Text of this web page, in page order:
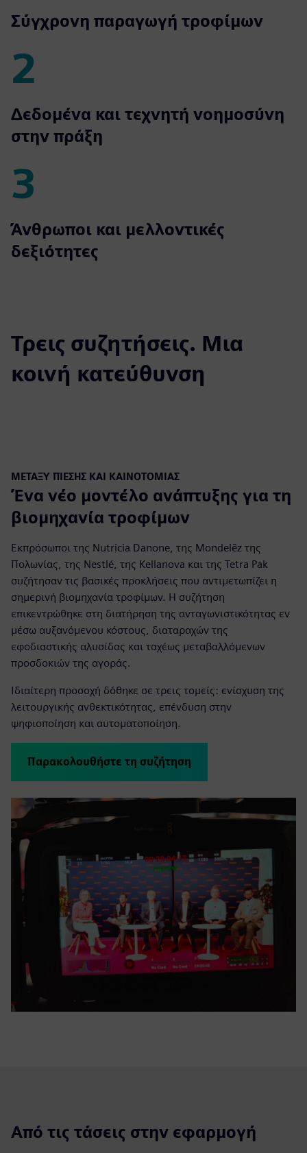
1
Σύγχρονη παραγωγή τροφίμων
2
2
Δεδομένα και τεχνητή νοημοσύνη
στην πράξη
3
3
Άνθρωποι και μελλοντικές
δεξιότητες
Τρεις συζητήσεις. Μια
κοινή κατεύθυνση
ΜΕΤΑΞΎ ΠΊΕΣΗΣ ΚΑΙ ΚΑΙΝΟΤΟΜΊΑΣ
Ένα νέο μοντέλο ανάπτυξης για τη
βιομηχανία τροφίμων
Εκπρόσωποι της Nutricia Danone, της Mondelēz της
Πολωνίας, της Nestlé, της Kellanova και της Tetra Pak
συζήτησαν τις βασικές προκλήσεις που αντιμετωπίζει η
σημερινή βιομηχανία τροφίμων. Η συζήτηση
επικεντρώθηκε στη διατήρηση της ανταγωνιστικότητας εν
μέσω αυξανόμενου κόστους, διαταραχών της
εφοδιαστικής αλυσίδας και ταχέως μεταβαλλόμενων
προσδοκιών της αγοράς.
Ιδιαίτερη προσοχή δόθηκε σε τρεις τομείς: ενίσχυση της
λειτουργικής ανθεκτικότητας, επένδυση στην
ψηφιοποίηση και αυτοματοποίηση.
Παρακολουθήστε τη συζήτηση
Από τις τάσεις στην εφαρμογή